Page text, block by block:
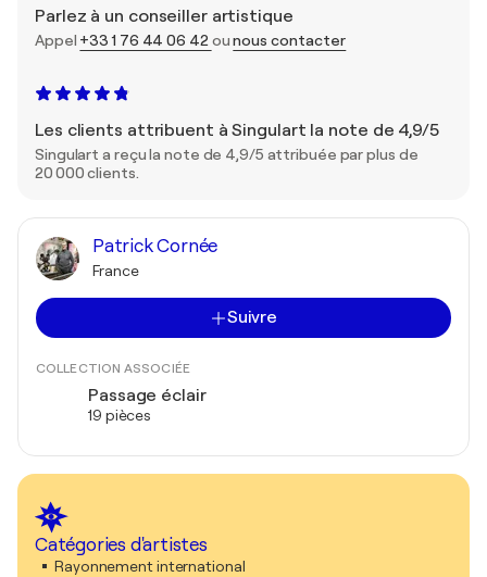
Parlez à un conseiller artistique
Appel +33 1 76 44 06 42ounous contacter
Les clients attribuent à Singulart la note de 4,9/5
Singulart a reçu la note de 4,9/5 attribuée par plus de
20 000 clients.
Patrick Cornée
France
Suivre
COLLECTION ASSOCIÉE
Passage éclair
19 pièces
Catégories d'artistes
Rayonnement international